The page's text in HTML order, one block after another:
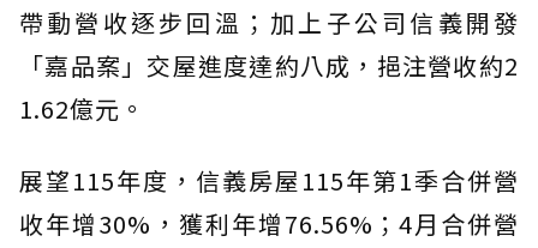
帶動營收逐步回溫；加上子公司信義開發
「嘉品案」交屋進度達約八成，挹注營收約2
1.62億元。
展望115年度，信義房屋115年第1季合併營
收年增30%，獲利年增76.56%；4月合併營